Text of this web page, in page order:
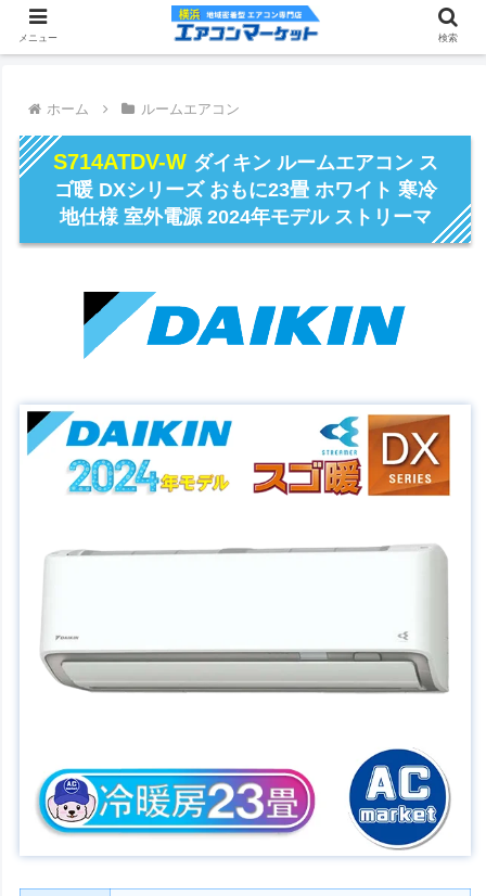
ホーム ルームエアコン
S714ATDV-W ダイキン ルームエアコン ス
ゴ暖 DXシリーズ おもに23畳 ホワイト 寒冷
地仕様 室外電源 2024年モデル ストリーマ
メニュー 検索